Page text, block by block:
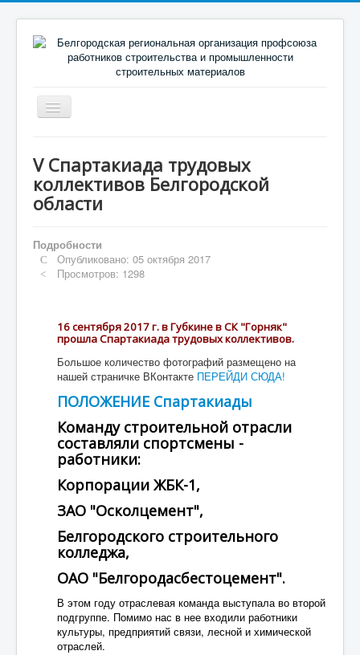
Включить/
выключить
О профсоюзе
Новости
Председателю (профактиву)
Социальное партнерство
V Спартакиада трудовых
коллективов Белгородской
области
Подробности
Опубликовано: 05 октября 2017
Просмотров: 1298
16 сентября 2017 г. в Губкине в СК "Горняк"
прошла Спартакиада трудовых коллективов.
Большое количество фотографий размещено на
нашей страничке ВКонтакте ПЕРЕЙДИ СЮДА!
ПОЛОЖЕНИЕ Спартакиады
Команду строительной отрасли
составляли спортсмены -
работники:
Корпорации ЖБК-1,
ЗАО "Осколцемент",
Белгородского строительного
колледжа,
ОАО "Белгородасбестоцемент".
В этом году отраслевая команда выступала во второй
подгруппе. Помимо нас в нее входили работники
культуры, предприятий связи, лесной и химической
отраслей.